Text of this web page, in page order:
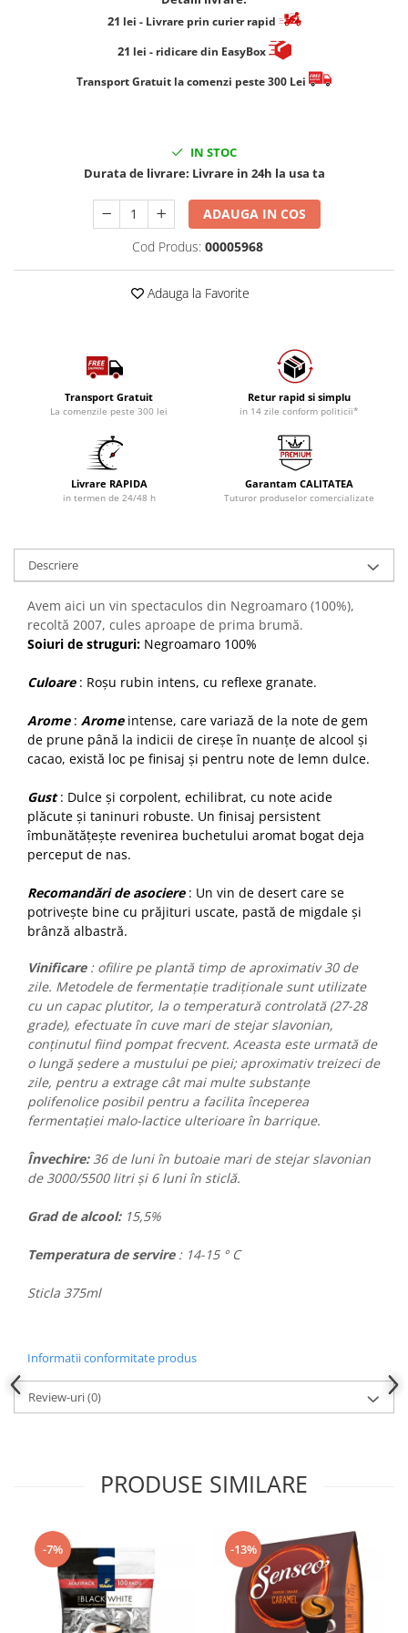
21 lei - Livrare prin curier rapid
21 lei - ridicare din EasyBox
​​​​​​Transport Gratuit la comenzi peste 300 Lei
IN STOC
Durata de livrare: Livrare in 24h la usa ta
ADAUGA IN COS
Cod Produs: 00005968
Adauga la Favorite
Transport Gratuit
La comenzile peste 300 lei
Retur rapid si simplu
in 14 zile conform politicii*
Livrare RAPIDA
in termen de 24/48 h
Garantam CALITATEA
Tuturor produselor comercializate
Descriere
Avem aici un vin spectaculos din Negroamaro (100%),
recoltă 2007, cules aproape de prima brumă.
Soiuri de struguri: Negroamaro 100%
Culoare: Roșu rubin intens, cu reflexe granate.
Arome: Aromeintense, care variază de la note de gem
de prune până la indicii de cireșe în nuanțe de alcool și
cacao, există loc pe finisaj și pentru note de lemn dulce.
Gust: Dulce și corpolent, echilibrat, cu note acide
plăcute și taninuri robuste. Un finisaj persistent
îmbunătățește revenirea buchetului aromat bogat deja
perceput de nas.
Recomandări de asociere: Un vin de desert care se
potrivește bine cu prăjituri uscate, pastă de migdale și
brânză albastră.
Vinificare: ofilire pe plantă timp de aproximativ 30 de
zile. Metodele de fermentație tradiționale sunt utilizate
cu un capac plutitor, la o temperatură controlată (27-28
grade), efectuate în cuve mari de stejar slavonian,
conținutul fiind pompat frecvent. Aceasta este urmată de
o lungă ședere a mustului pe piei; aproximativ treizeci de
zile, pentru a extrage cât mai multe substanțe
polifenolice posibil pentru a facilita începerea
fermentației malo-lactice ulterioare în barrique.
Învechire:36 de luni în butoaie mari de stejar slavonian
de 3000/5500 litri și 6 luni în sticlă.
Grad de alcool:15,5%
Temperatura de servire: 14-15 ° C
Sticla 375ml
Informatii conformitate produs
Review-uri(0)
PRODUSE SIMILARE
-7% -13%